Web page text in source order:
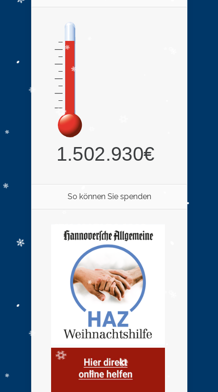
So können Sie spenden